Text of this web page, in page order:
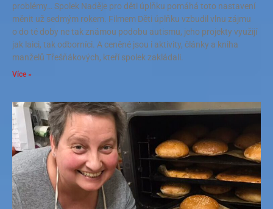
problémy… Spolek Naděje pro děti úplňku pomáhá toto nastavení
měnit už sedmým rokem. Filmem Děti úplňku vzbudil vlnu zájmu
o do té doby ne tak známou podobu autismu, jeho projekty využijí
jak laici, tak odborníci. A ceněné jsou i aktivity, články a kniha
manželů Třešňákových, kteří spolek zakládali.
Více »